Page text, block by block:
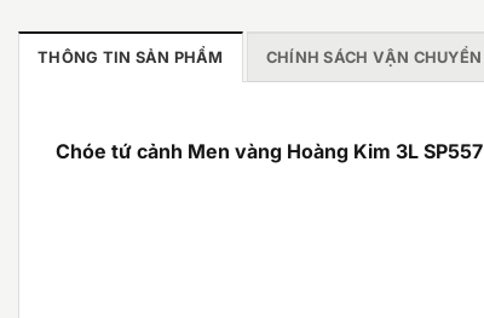
THÔNG TIN SẢN PHẨM CHÍNH SÁCH VẬN CHUYỂN
Chóe tứ cảnh Men vàng Hoàng Kim 3L SP557